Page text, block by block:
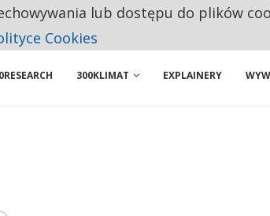
JEJ NIE POLECAJĄ
300KLIMAT EXPLAINERY
lub dostępu do plików
Cookies